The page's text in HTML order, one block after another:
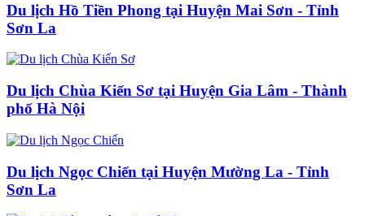
Du lịch Hồ Tiền Phong tại Huyện Mai Sơn - Tỉnh
Sơn La
Du lịch Chùa Kiến Sơ tại Huyện Gia Lâm - Thành
phố Hà Nội
Du lịch Ngọc Chiến tại Huyện Mường La - Tỉnh
Sơn La